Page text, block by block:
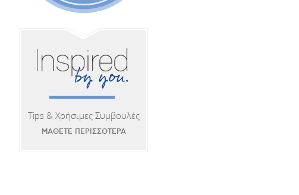
Tips & Χρήσιμες Συμβουλές
ΜΑΘΕΤΕ ΠΕΡΙΣΣΟΤΕΡΑ